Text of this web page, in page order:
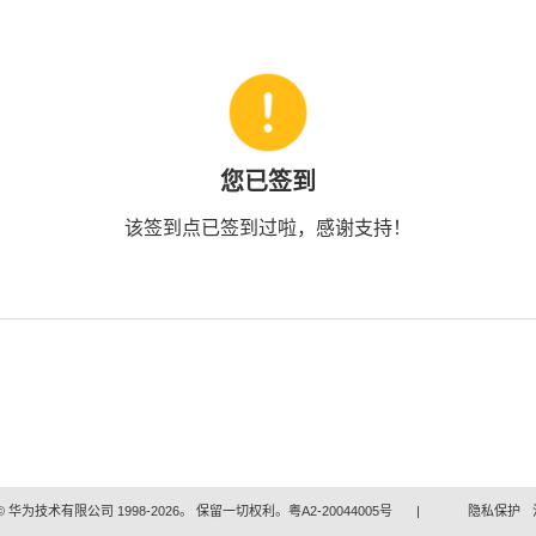
您已签到
该签到点已签到过啦，感谢支持！
华为技术有限公司 1998-2026。 保留一切权利。粤A2-20044005号 | 隐私保护